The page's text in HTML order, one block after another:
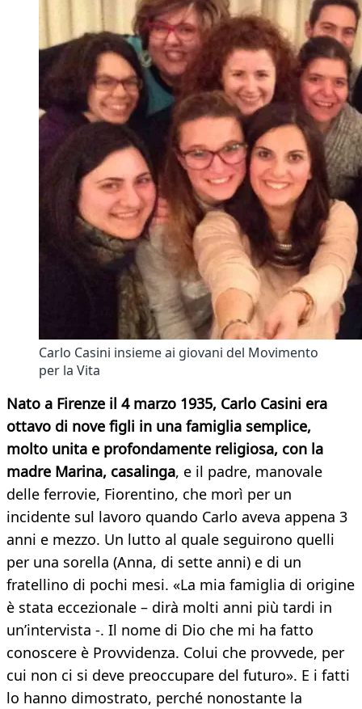
Carlo Casini insieme ai giovani del Movimento
per la Vita
Nato a Firenze il 4 marzo 1935, Carlo Casini era
ottavo di nove figli in una famiglia semplice,
molto unita e profondamente religiosa, con la
madre Marina, casalinga, e il padre, manovale
delle ferrovie, Fiorentino, che morì per un
incidente sul lavoro quando Carlo aveva appena 3
anni e mezzo. Un lutto al quale seguirono quelli
per una sorella (Anna, di sette anni) e di un
fratellino di pochi mesi. «La mia famiglia di origine
è stata eccezionale – dirà molti anni più tardi in
un’intervista -. Il nome di Dio che mi ha fatto
conoscere è Provvidenza. Colui che provvede, per
cui non ci si deve preoccupare del futuro». E i fatti
lo hanno dimostrato, perché nonostante la